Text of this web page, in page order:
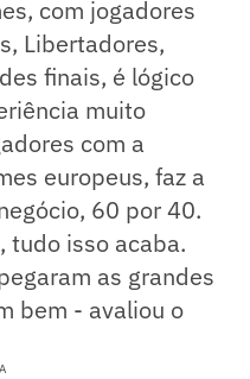
com jogadores
Libertadores,
finais, é lógico
muito
com a
europeus, faz a
60 por 40.
tudo isso acaba.
as grandes
bem - avaliou o